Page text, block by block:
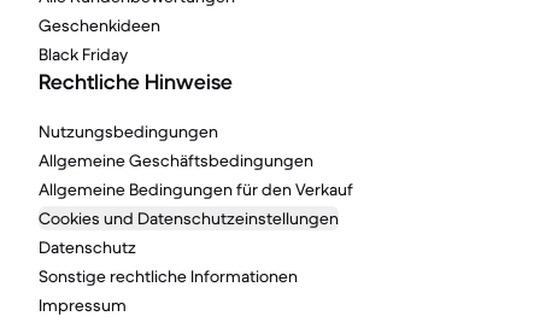
Geschenkideen
Black Friday
Rechtliche Hinweise
Nutzungsbedingungen
Allgemeine Geschäftsbedingungen
Allgemeine Bedingungen für den Verkauf
Cookies und Datenschutzeinstellungen
Datenschutz
Sonstige rechtliche Informationen
Impressum